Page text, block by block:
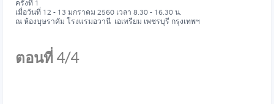
ครั้งที่ 1
เมื่อวันที่ 12 - 13 มกราคม 2560 เวลา 8.30 - 16.30 น.
ณ ห้องบุษราคัม โรงแรมอวานี เอเทรียม เพชรบุรี กรุงเทพฯ
ตอนที่ 4/4